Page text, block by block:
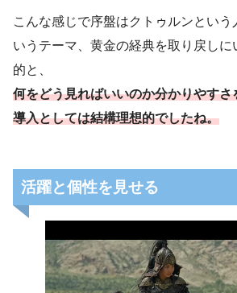
こんな感じで序盤はクトゥルンという
いうテーマ、黄金の経典を取り戻しに
的と、
何をどう見ればいいのか分かりやすさ
導入としては結構理想的でしたね。
活躍と個性を見せる